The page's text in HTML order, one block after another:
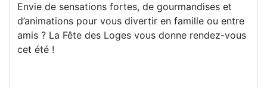
Envie de sensations fortes, de gourmandises et
d’animations pour vous divertir en famille ou entre
amis ? La Fête des Loges vous donne rendez-vous
cet été !